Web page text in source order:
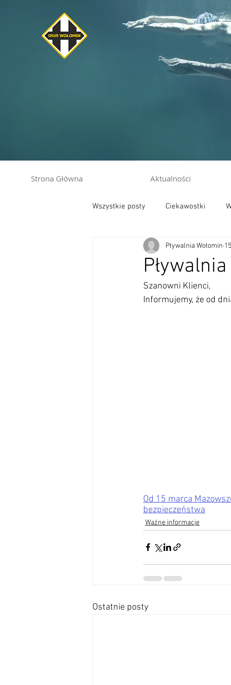
Strona Główna Aktualności
Wszystkie posty Ciekawostki
Pływalnia Wołomin
Szanowni Klienci,
Informujemy, że od
Od 15 marca
bezpieczeństwa
Ważne informacje
Ostatnie posty